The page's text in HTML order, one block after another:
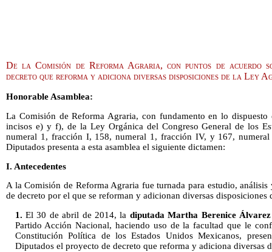
De la Comisión de Reforma Agraria, con puntos de acuerdo
decreto que reforma y adiciona diversas disposiciones de la Ley
Honorable Asamblea:
La Comisión de Reforma Agraria, con fundamento en lo
incisos e) y f), de la Ley Orgánica del Congreso General de los
numeral 1, fracción I, 158, numeral 1, fracción IV, y 167, numeral
Diputados presenta a esta asamblea el siguiente dictamen:
I. Antecedentes
A la Comisión de Reforma Agraria fue turnada para estudio,
de decreto por el que se reforman y adicionan diversas disposiciones
1.El 30 de abril de 2014, la diputada Martha Berenice
Partido Acción Nacional, haciendo uso de la facultad que le
Constitución Política de los Estados Unidos Mexicanos,
Diputados el proyecto de decreto que reforma y adiciona diversas